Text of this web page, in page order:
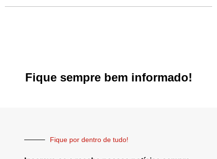
Fique sempre bem informado!
Fique por dentro de tudo!